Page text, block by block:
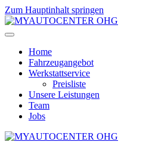
Zum Hauptinhalt springen
Home
Fahrzeugangebot
Werkstattservice
Preisliste
Unsere Leistungen
Team
Jobs